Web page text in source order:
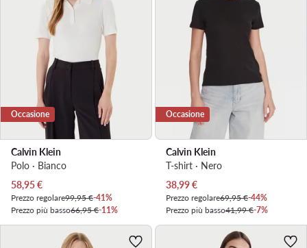
Occasione
Calvin Klein
Polo · Bianco
Prezzo attuale
58,95€
Prezzo regolare99,95 €-41%
Prezzo più basso66,95 €-11%
Occasione
Calvin Klein
T-shirt · Nero
Prezzo attuale
38,99€
Prezzo regolare69,95 €-44%
Prezzo più basso41,99 €-7%